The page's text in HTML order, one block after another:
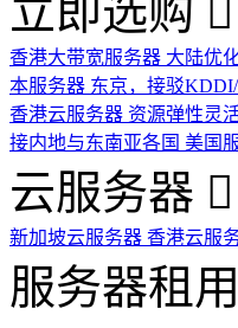
立即选购
香港大带宽服务器 大陆优
本服务器 东京，接驳
香港云服务器 资源弹性灵
接内地与东南亚各国 美国
云服务器
新加坡云服务器 香港云服
服务器租用